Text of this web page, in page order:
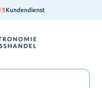
Kundendienst